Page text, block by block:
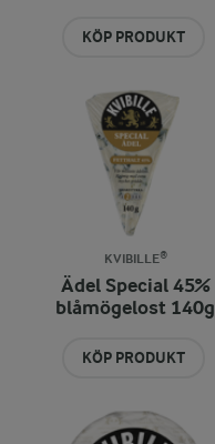
KÖP PRODUKT
KVIBILLE®
Ädel Special 45%
blåmögelost 140g
KÖP PRODUKT